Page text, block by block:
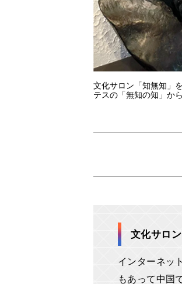
文化サロン「知無知」
テスの「無知の知」か
文化サロ
インターネッ
もあって中国